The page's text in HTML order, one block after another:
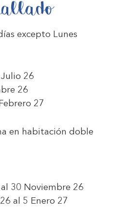
excepto Lunes
26
26
27
en habitación doble
30 Noviembre 26
al 5 Enero 27